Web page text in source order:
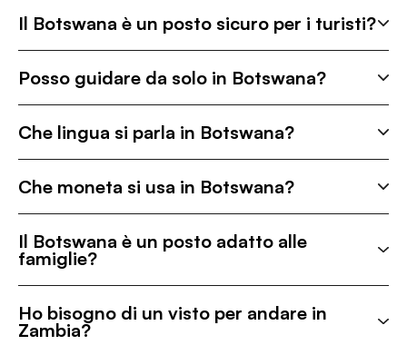
Il Botswana è un posto sicuro per i turisti?
Posso guidare da solo in Botswana?
Che lingua si parla in Botswana?
Che moneta si usa in Botswana?
Il Botswana è un posto adatto alle
famiglie?
Ho bisogno di un visto per andare in
Zambia?